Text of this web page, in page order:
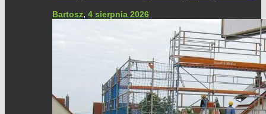
Bartosz, 4 sierpnia 2026